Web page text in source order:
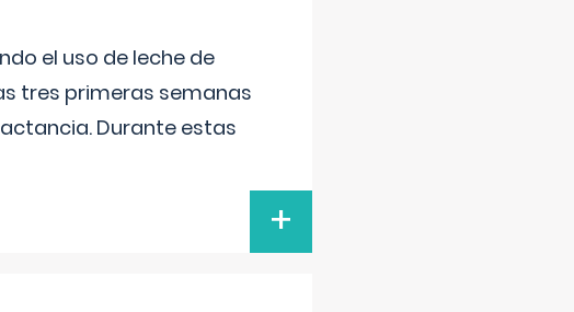
el uso de leche de
tres primeras semanas
Durante estas
+